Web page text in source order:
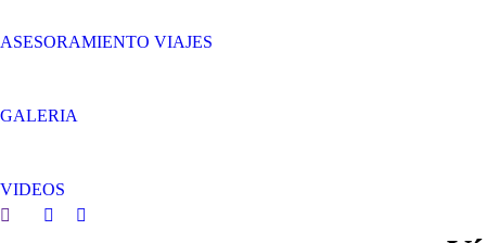
ASESORAMIENTO VIAJES
GALERIA
VIDEOS
Search:
Facebook
Twitter